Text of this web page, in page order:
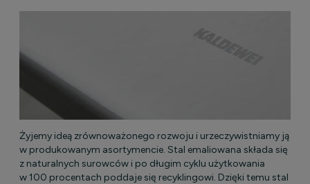
Żyjemy ideą zrównoważonego rozwoju i urzeczywistniamy ją
w produkowanym asortymencie. Stal emaliowana składa się
z naturalnych surowców i po długim cyklu użytkowania
w 100 procentach poddaje się recyklingowi. Dzięki temu stal